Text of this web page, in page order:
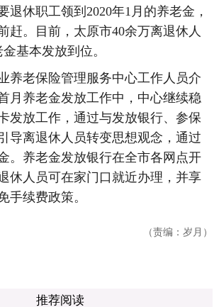
退休职工领到2020年1月的养老金，
赶。目前，太原市40余万离退休人
基本发放到位。
老保险管理服务中心工作人员介
月养老金发放工作中，中心继续稳
发放工作，通过与发放银行、参保
导离退休人员转变思想观念，通过
。养老金发放银行在全市各网点开
休人员可在家门口就近办理，并享
手续费政策。
（责编：岁月）
推荐阅读